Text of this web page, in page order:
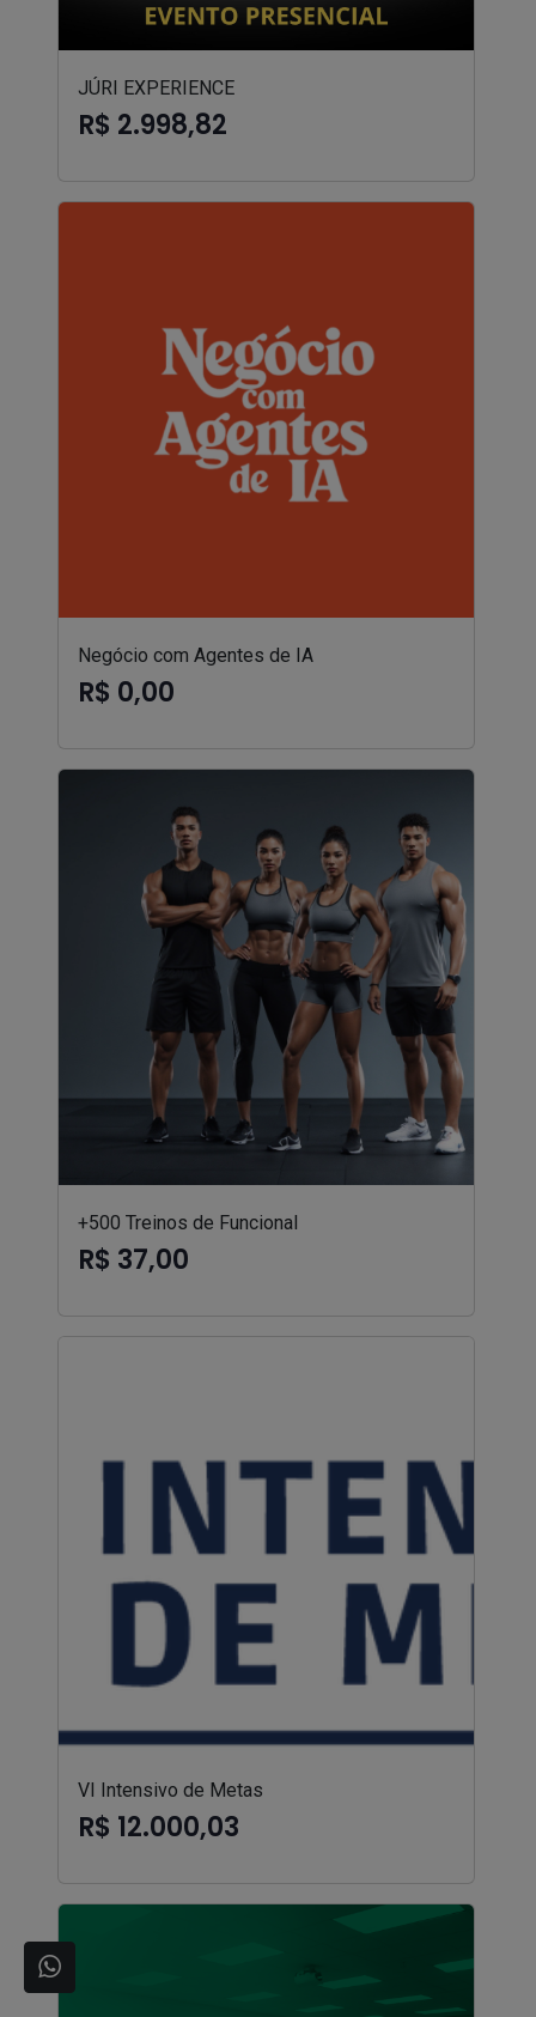
JÚRI EXPERIENCE
R$ 2.998,82
Negócio com Agentes de IA
R$ 0,00
+500 Treinos de Funcional
R$ 37,00
VI Intensivo de Metas
R$ 12.000,03